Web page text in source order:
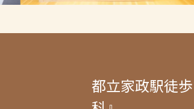
都立家政駅徒